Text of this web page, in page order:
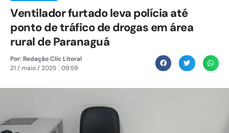
Ventilador furtado leva polícia até
ponto de tráfico de drogas em área
rural de Paranaguá
Por:Redação Clic Litoral
21 / maio / 2025
09:59